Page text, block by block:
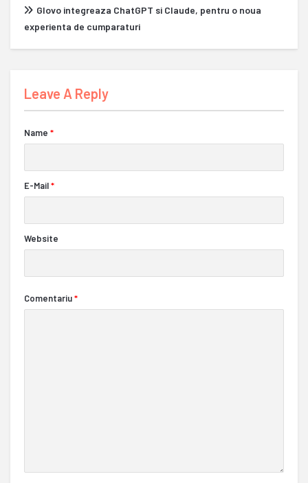
Glovo integreaza ChatGPT si Claude, pentru o noua
experienta de cumparaturi
Leave A Reply
Name *
E-Mail*
Website
Comentariu*